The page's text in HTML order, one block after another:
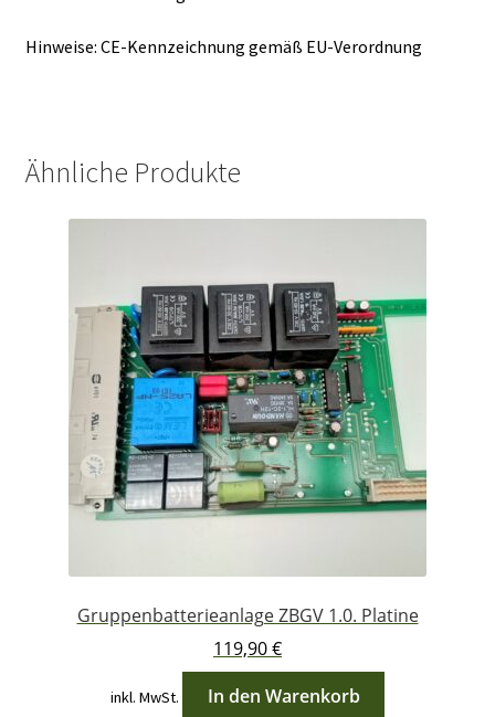
Hinweise: CE-Kennzeichnung gemäß EU-Verordnung
Ähnliche Produkte
Gruppenbatterieanlage ZBGV 1.0. Platine
119,90€
inkl. MwSt. In den Warenkorb